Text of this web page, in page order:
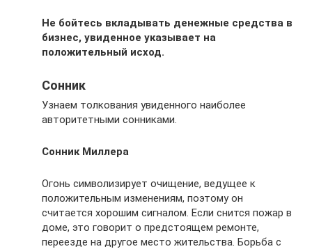
Не бойтесь вкладывать денежные средства в
бизнес, увиденное указывает на
положительный исход.
Сонник
Узнаем толкования увиденного наиболее
авторитетными сонниками.
Сонник Миллера
Огонь символизирует очищение, ведущее к
положительным изменениям, поэтому он
считается хорошим сигналом. Если снится пожар в
доме, это говорит о предстоящем ремонте,
переезде на другое место жительства. Борьба с